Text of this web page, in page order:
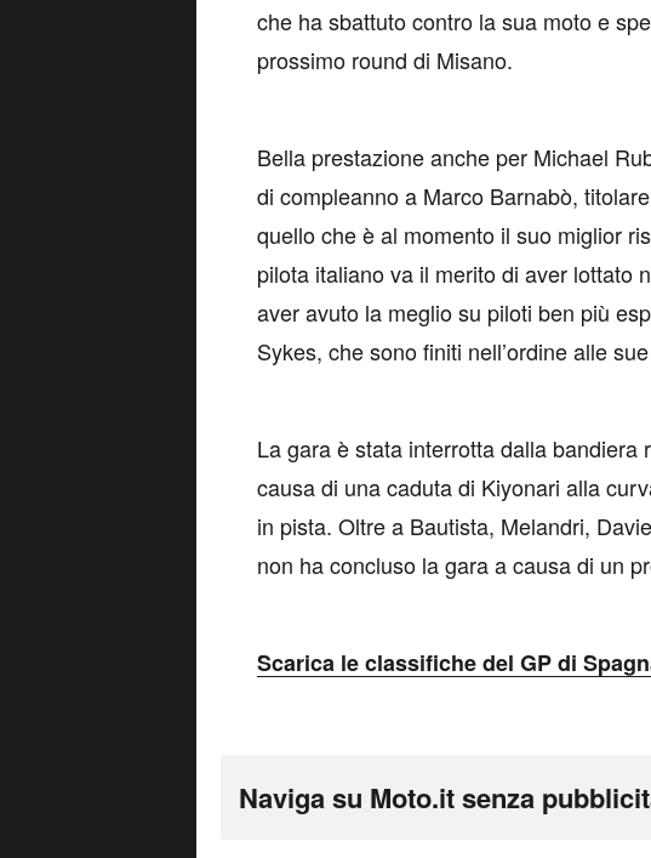
che ha sbattuto contro la sua moto e
prossimo round di Misano.
Bella prestazione anche per Michael
di compleanno a Marco Barnabò,
quello che è al momento il suo miglior
pilota italiano va il merito di aver lottato
aver avuto la meglio su piloti ben più
Sykes, che sono finiti nell’ordine alle
La gara è stata interrotta dalla bandiera
causa di una caduta di Kiyonari alla
in pista. Oltre a Bautista, Melandri,
non ha concluso la gara a causa di
Scarica le classifiche del GP di
Naviga su Moto.it senza